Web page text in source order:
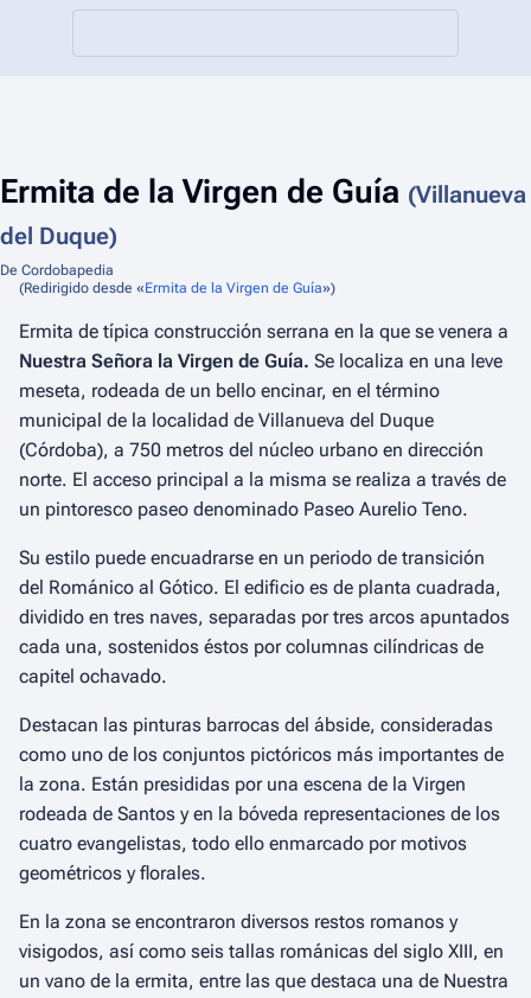
Ermita de la Virgen de Guía (Villanueva
del Duque)
De Cordobapedia
(Redirigido desde «Ermita de la Virgen de Guía»)
Ermita de típica construcción serrana en la que se venera a
Nuestra Señora la Virgen de Guía. Se localiza en una leve
meseta, rodeada de un bello encinar, en el término
municipal de la localidad de Villanueva del Duque
(Córdoba), a 750 metros del núcleo urbano en dirección
norte. El acceso principal a la misma se realiza a través de
un pintoresco paseo denominado Paseo Aurelio Teno.
Su estilo puede encuadrarse en un periodo de transición
del Románico al Gótico. El edificio es de planta cuadrada,
dividido en tres naves, separadas por tres arcos apuntados
cada una, sostenidos éstos por columnas cilíndricas de
capitel ochavado.
Destacan las pinturas barrocas del ábside, consideradas
como uno de los conjuntos pictóricos más importantes de
la zona. Están presididas por una escena de la Virgen
rodeada de Santos y en la bóveda representaciones de los
cuatro evangelistas, todo ello enmarcado por motivos
geométricos y florales.
En la zona se encontraron diversos restos romanos y
visigodos, así como seis tallas románicas del siglo XIII, en
un vano de la ermita, entre las que destaca una de Nuestra